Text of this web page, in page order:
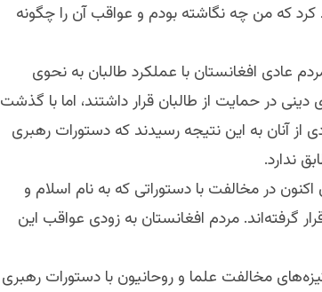
که من چه نگاشته‌ بودم و عواقب آن را چگونه
عادی افغانستان با عملکرد طالبان به نحوی
دینی در حمایت از طالبان قرار داشتند، اما با گذشت
از آنان به این نتیجه رسیدند که دستورات رهبری
ندارد.
در مخالفت با دستوراتی که به نام اسلام و
گرفته‌اند. مردم افغانستان به زودی عواقب این
مخالفت علما و روحانیون با دستورات رهبری